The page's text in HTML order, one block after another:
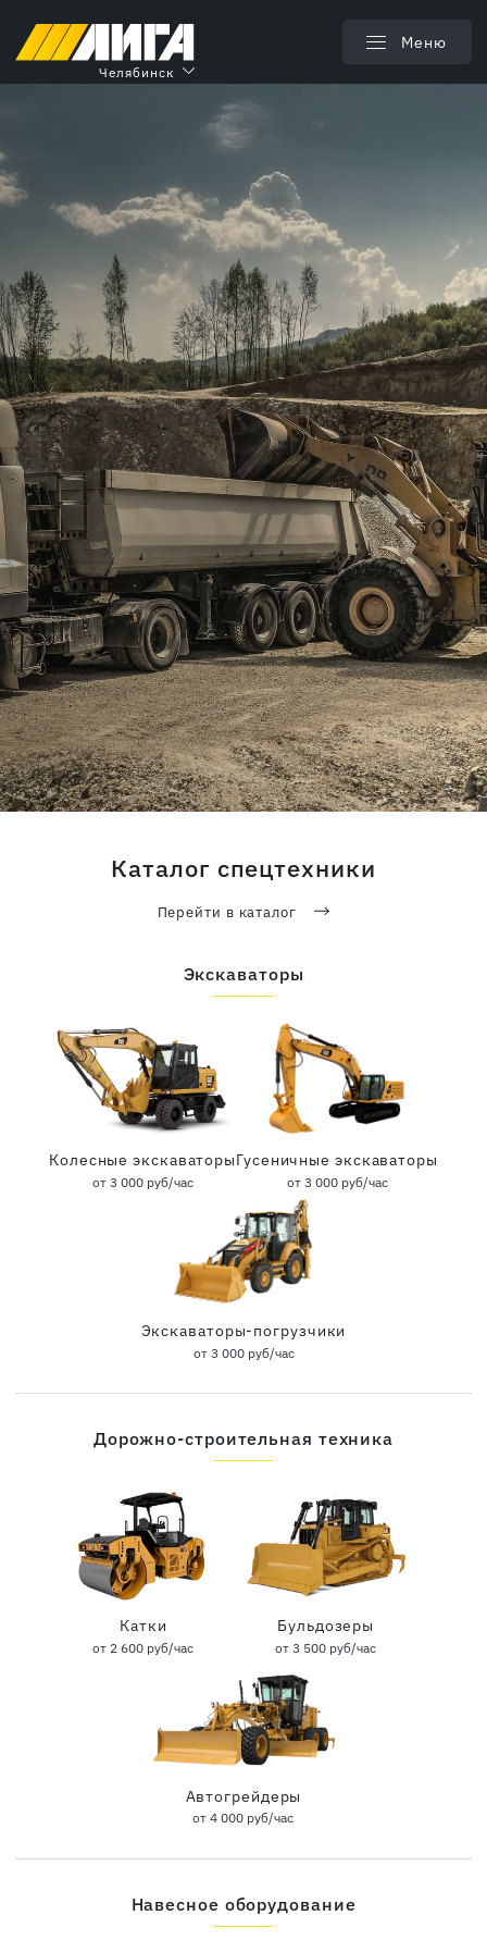
Челябинск
Меню
Предлагаем в аренду более 50 моделей экскаваторов,
дорожно-строительной и транспортной спецтехники.
Доставим её на ваш объект. Возможно сотрудничество с
другими регионами.
Колесные экскаваторы
3 000 руб/час
Гусеничные экскаваторы
3 000 руб/час
Экскаваторы-погрузчики
3 000 руб/час
Катки
2 600 руб/час
Бульдозеры
3 500 руб/час
Смотреть прайс-лист
Скачать прайс-лист Услуги с
Каталог спецтехники
Перейти в каталог
Экскаваторы
Колесные экскаваторы
от 3 000 руб/час
Гусеничные экскаваторы
от 3 000 руб/час
Экскаваторы-погрузчики
от 3 000 руб/час
Дорожно-строительная техника
Катки
от 2 600 руб/час
Бульдозеры
от 3 500 руб/час
Автогрейдеры
от 4 000 руб/час
Навесное оборудование